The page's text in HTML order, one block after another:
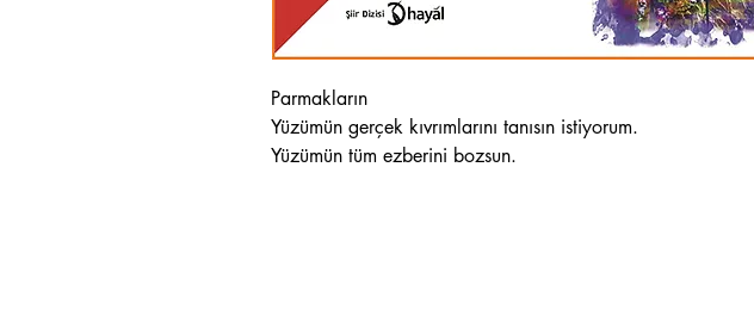
Parmakların
Yüzümün gerçek kıvrımlarını tanısın istiyorum.
Yüzümün tüm ezberini bozsun.